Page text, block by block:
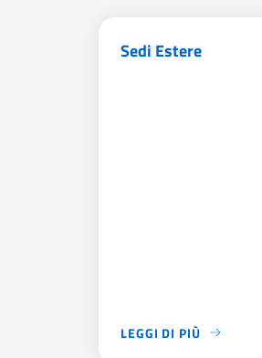
Sedi Estere
LEGGI DI PIÙ